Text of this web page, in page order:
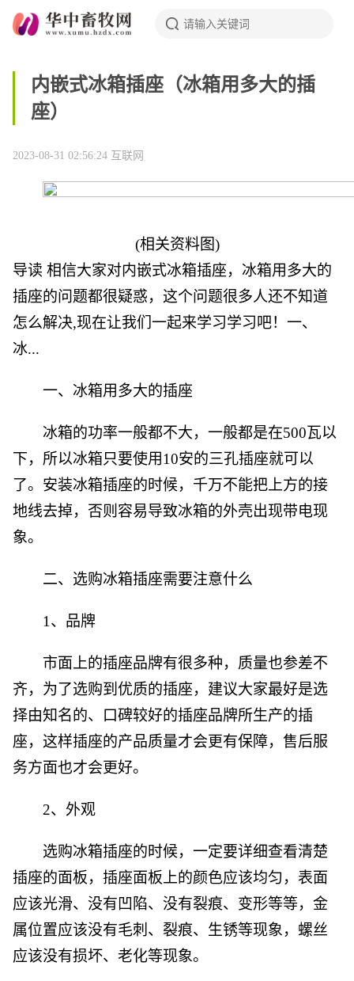
内嵌式冰箱插座（冰箱用多大的插
座）
2023-08-31 02:56:24 互联网
(相关资料图)
导读 相信大家对内嵌式冰箱插座，冰箱用多大的
插座的问题都很疑惑，这个问题很多人还不知道
怎么解决,现在让我们一起来学习学习吧！一、
冰...
一、冰箱用多大的插座
冰箱的功率一般都不大，一般都是在500瓦以
下，所以冰箱只要使用10安的三孔插座就可以
了。安装冰箱插座的时候，千万不能把上方的接
地线去掉，否则容易导致冰箱的外壳出现带电现
象。
二、选购冰箱插座需要注意什么
1、品牌
市面上的插座品牌有很多种，质量也参差不
齐，为了选购到优质的插座，建议大家最好是选
择由知名的、口碑较好的插座品牌所生产的插
座，这样插座的产品质量才会更有保障，售后服
务方面也才会更好。
2、外观
选购冰箱插座的时候，一定要详细查看清楚
插座的面板，插座面板上的颜色应该均匀，表面
应该光滑、没有凹陷、没有裂痕、变形等等，金
属位置应该没有毛刺、裂痕、生锈等现象，螺丝
应该没有损坏、老化等现象。